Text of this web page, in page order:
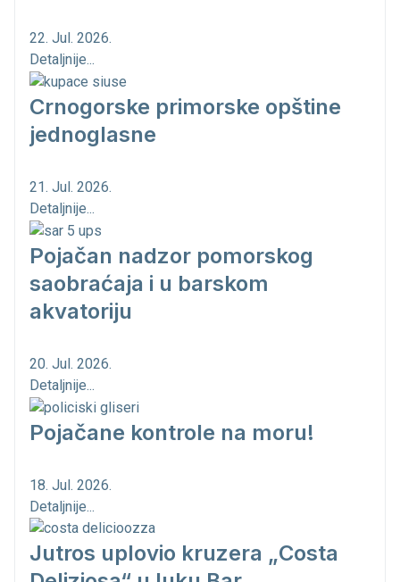
22. Jul. 2026.
Detaljnije...
Crnogorske primorske opštine
jednoglasne
21. Jul. 2026.
Detaljnije...
Pojačan nadzor pomorskog
saobraćaja i u barskom
akvatoriju
20. Jul. 2026.
Detaljnije...
Pojačane kontrole na moru!
18. Jul. 2026.
Detaljnije...
Jutros uplovio kruzera „Costa